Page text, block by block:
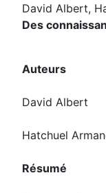
David Albert,
Des
Auteurs
David Albert
Hatchuel
Résumé